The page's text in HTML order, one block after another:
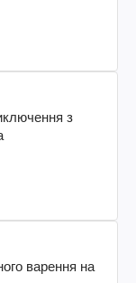
з
варення на